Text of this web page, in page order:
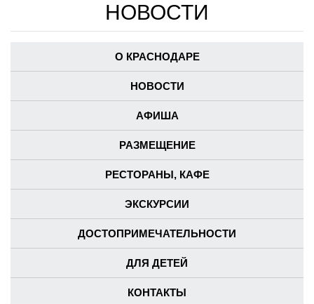
НОВОСТИ
О КРАСНОДАРЕ
НОВОСТИ
АФИША
РАЗМЕЩЕНИЕ
РЕСТОРАНЫ, КАФЕ
ЭКСКУРСИИ
ДОСТОПРИМЕЧАТЕЛЬНОСТИ
ДЛЯ ДЕТЕЙ
КОНТАКТЫ